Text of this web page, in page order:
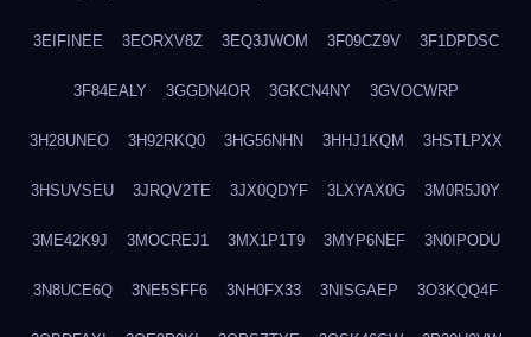
3EIFINEE 3EORXV8Z 3EQ3JWOM 3F09CZ9V 3F1DPDSC
3F84EALY 3GGDN4OR 3GKCN4NY 3GVOCWRP
3H28UNEO 3H92RKQ0 3HG56NHN 3HHJ1KQM 3HSTLPXX
3HSUVSEU 3JRQV2TE 3JX0QDYF 3LXYAX0G 3M0R5J0Y
3ME42K9J 3MOCREJ1 3MX1P1T9 3MYP6NEF 3N0IPODU
3N8UCE6Q 3NE5SFF6 3NH0FX33 3NISGAEP 3O3KQQ4F